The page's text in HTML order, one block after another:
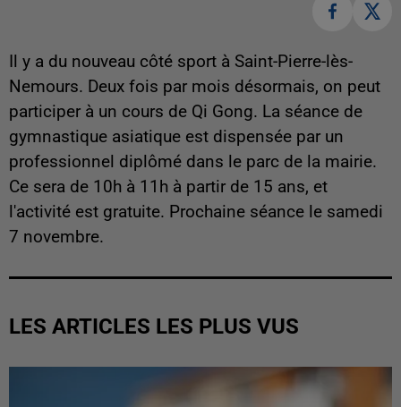
Il y a du nouveau côté sport à Saint-Pierre-lès-
Nemours. Deux fois par mois désormais, on peut
participer à un cours de Qi Gong. La séance de
gymnastique asiatique est dispensée par un
professionnel diplômé dans le parc de la mairie.
Ce sera de 10h à 11h à partir de 15 ans, et
l'activité est gratuite. Prochaine séance le samedi
7 novembre.
LES ARTICLES LES PLUS VUS